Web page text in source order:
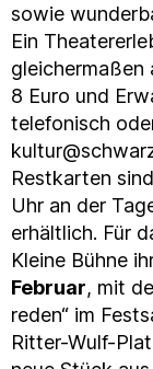
sowie
Ein
8 Euro und
telefonisch
Restkarten
Uhr an der
erhältlich. Für
Kleine Bühne
Februar, mit
reden“ im
Ritter-Wulf-